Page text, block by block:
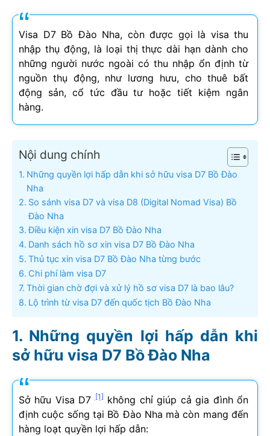
Visa D7 Bồ Đào Nha, còn được gọi là visa thu
nhập thụ động, là loại thị thực dài hạn dành cho
những người nước ngoài có thu nhập ổn định từ
nguồn thụ động, như lương hưu, cho thuê bất
động sản, cổ tức đầu tư hoặc tiết kiệm ngân
hàng.
Nội dung chính
Những quyền lợi hấp dẫn khi sở hữu visa D7 Bồ Đào
Nha
So sánh visa D7 và visa D8 (Digital Nomad Visa) Bồ
Đào Nha
Điều kiện xin visa D7 Bồ Đào Nha
Danh sách hồ sơ xin visa D7 Bồ Đào Nha
Thủ tục xin visa D7 Bồ Đào Nha từng bước
Chi phí làm visa D7
Thời gian chờ đợi và xử lý hồ sơ visa D7 là bao lâu?
Lộ trình từ visa D7 đến quốc tịch Bồ Đào Nha
Những quyền lợi hấp dẫn khi
sở hữu visa D7 Bồ Đào Nha
Sở hữu Visa D7[1] không chỉ giúp cả gia đình ổn
định cuộc sống tại Bồ Đào Nha mà còn mang đến
hàng loạt quyền lợi hấp dẫn: